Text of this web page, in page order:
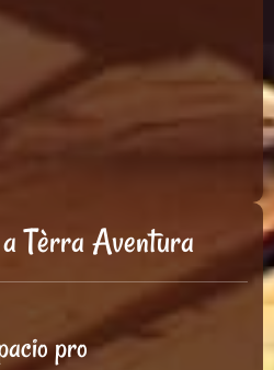
Tèrra Aventura
pro